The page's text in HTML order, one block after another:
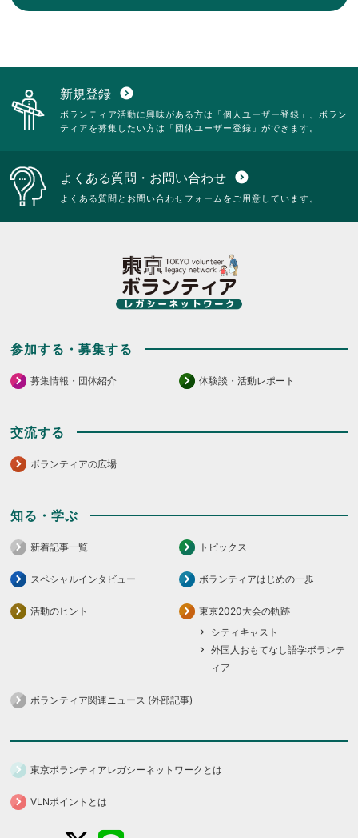
新規登録 expand_circle_down
ボランティア活動に興味がある方は「個人ユーザー登録」、ボラン
ティアを募集したい方は「団体ユーザー登録」ができます。
よくある質問・お問い合わせ expand_circle_down
よくある質問とお問い合わせフォームをご用意しています。
参加する・募集する
募集情報・団体紹介 体験談・活動レポート
交流する
ボランティアの広場
知る・学ぶ
新着記事一覧 トピックス
スペシャルインタビュー ボランティアはじめの一歩
活動のヒント
東京2020大会の軌跡
シティキャスト
外国人おもてなし語学ボランテ
ィア
ボランティア関連ニュース (外部記事)
東京ボランティアレガシーネットワークとは
VLNポイントとは